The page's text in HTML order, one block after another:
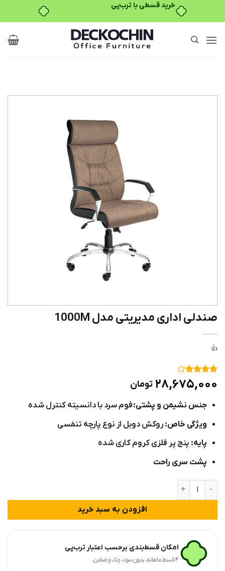
خرید قسطی با ترب‌پی
صندلی اداری مدیریتی مدل 1000M
۴
از ۵
مشتری
۲۸,۶۷۵,۰۰۰ تومان
جنس نشیمن و پشتی:فوم سرد با دانسیته کنترل شده
ویژگی خاص: روکش دوبل از نوع پارچه تنفسی
پایه: پنج پر فلزی کروم کاری شده
پشت سری راحت
صندلی اداری مدیریتی مدل 1000M عدد
افزودن به سبد خرید
امکان قسط‌بندی برحسب اعتبار ترب‌پی
۴ قسط ماهانه. بدون سود، چک و ضامن.